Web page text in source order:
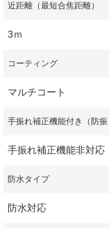
近距離（最短合焦距離）
3ｍ
コーティング
マルチコート
手振れ補正機能付き（防振
手振れ補正機能非対応
防水タイプ
防水対応